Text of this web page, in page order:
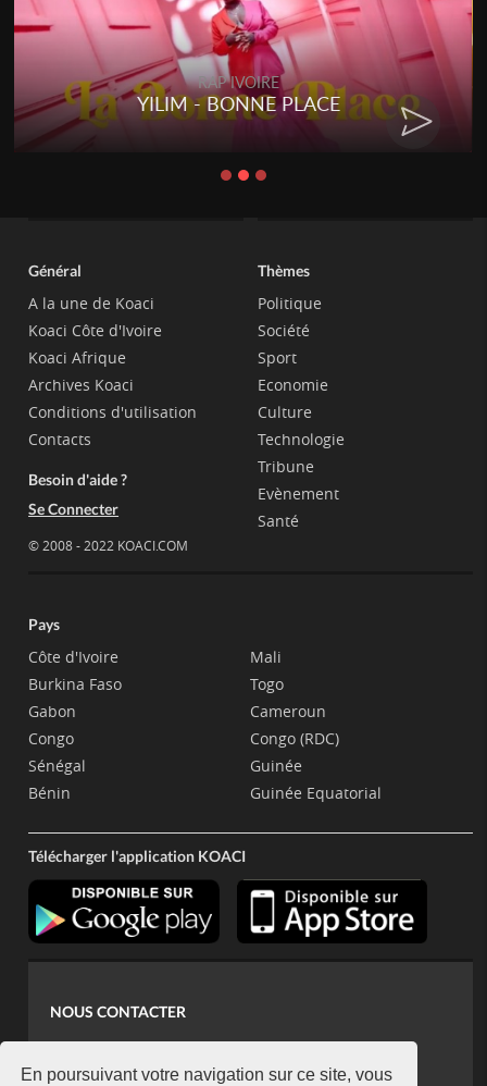
En poursuivant votre navigation sur ce site, vous
RAP IVOIRE
RENARD BARAKISSA - DOS DE
CHAT
Général
A la une de Koaci
Koaci Côte d'Ivoire
Koaci Afrique
Archives Koaci
Conditions d'utilisation
Contacts
Besoin d'aide ?
Se Connecter
© 2008 - 2022 KOACI.COM
Thèmes
Politique
Société
Sport
Economie
Culture
Technologie
Tribune
Evènement
Santé
Pays
Côte d'Ivoire
Burkina Faso
Gabon
Congo
Sénégal
Bénin
Mali
Togo
Cameroun
Congo (RDC)
Guinée
Guinée Equatorial
Télécharger l'application KOACI
NOUS CONTACTER
koaci@yahoo.fr